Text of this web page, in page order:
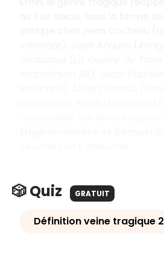
🎲 Quiz GRATUIT
Définition veine tragique 2